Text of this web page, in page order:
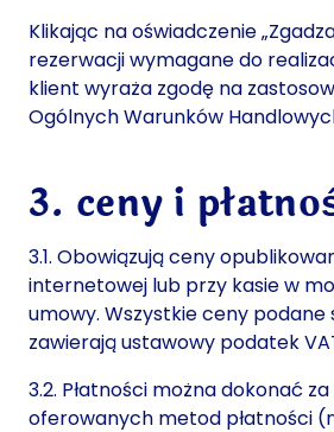
Klikając na oświadczenie
rezerwacji wymagane do
klient wyraża zgodę na
Ogólnych Warunków
3. ceny i
3.1. Obowiązują ceny
internetowej lub przy kasie w
umowy. Wszystkie ceny podane
zawierają ustawowy podatek
3.2. Płatności można dokonać
oferowanych metod płatności